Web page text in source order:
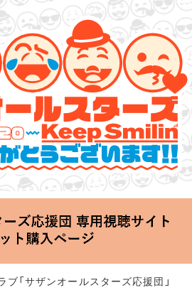
ライブ 2020
りがとうございます!!～」
at 横浜アリーナ
「サザンオールスターズ応援団」